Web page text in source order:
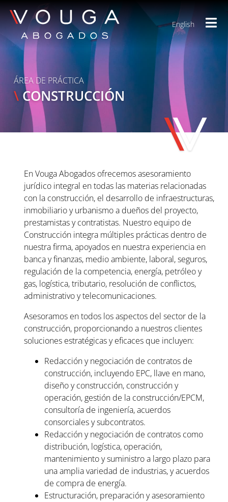
English
ÁREA DE PRÁCTICA
\CONSTRUCCIÓN
En Vouga Abogados ofrecemos asesoramiento
jurídico integral en todas las materias relacionadas
con la construcción, el desarrollo de infraestructuras,
inmobiliario y urbanismo a dueños del proyecto,
prestamistas y contratistas. Nuestro equipo de
Construcción integra múltiples prácticas dentro de
nuestra firma, apoyados en nuestra experiencia en
banca y finanzas, medio ambiente, laboral, seguros,
regulación de la competencia, energía, petróleo y
gas, logística, tributario, resolución de conflictos,
administrativo y telecomunicaciones.
Asesoramos en todos los aspectos del sector de la
construcción, proporcionando a nuestros clientes
soluciones estratégicas y eficaces que incluyen:
Redacción y negociación de contratos de
construcción, incluyendo EPC, llave en mano,
diseño y construcción, construcción y
operación, gestión de la construcción/EPCM,
consultoría de ingeniería, acuerdos
consorciales y subcontratos.
Redacción y negociación de contratos como
distribución, logística, operación,
mantenimiento y suministro a largo plazo para
una amplia variedad de industrias, y acuerdos
de compra de energía.
Estructuración, preparación y asesoramiento